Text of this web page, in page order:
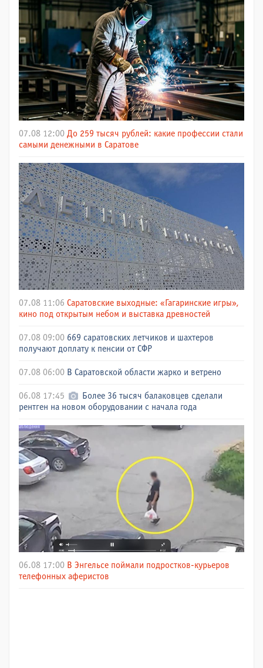
07.08 12:00 До 259 тысяч рублей: какие профессии стали
самыми денежными в Саратове
07.08 11:06 Саратовские выходные: «Гагаринские игры»,
кино под открытым небом и выставка древностей
07.08 09:00 669 саратовских летчиков и шахтеров
получают доплату к пенсии от СФР
07.08 06:00 В Саратовской области жарко и ветрено
06.08 17:45
Более 36 тысяч балаковцев сделали
рентген на новом оборудовании с начала года
06.08 17:00 В Энгельсе поймали подростков-курьеров
телефонных аферистов